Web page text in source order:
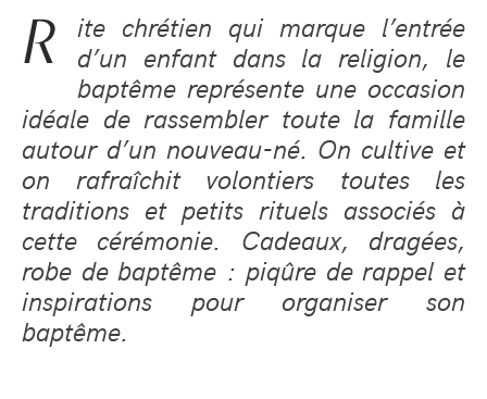
R
ite chrétien qui marque l’entrée
d’un enfant dans la religion, le
baptême représente une occasion
idéale de rassembler toute la famille
autour d’un nouveau-né. On cultive et
on rafraîchit volontiers toutes les
traditions et petits rituels associés à
cette cérémonie. Cadeaux, dragées,
robe de baptême : piqûre de rappel et
inspirations pour organiser son
baptême.